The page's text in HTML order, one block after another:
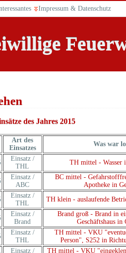
Impressum & Datenschutz
des Jahres 2015
Art des
Einsatzes
Was war
Einsatz /
THL
TH mittel - Wasser
Einsatz /
ABC
BC mittel -
Apotheke in
Einsatz /
THL
TH klein - auslaufende
Einsatz /
Brand
Brand groß - Brand in
Geschäftshaus in
Einsatz /
THL
TH mittel - VKU
Person", S252 in
Einsatz /
TH mittel - VKU